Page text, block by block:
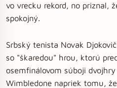
vo vrecku rekord, no priznal,
spokojný.
Srbský tenista Novak
so "škaredou" hrou, ktorú
osemfinálovom súboji
Wimbledone napriek tomu,